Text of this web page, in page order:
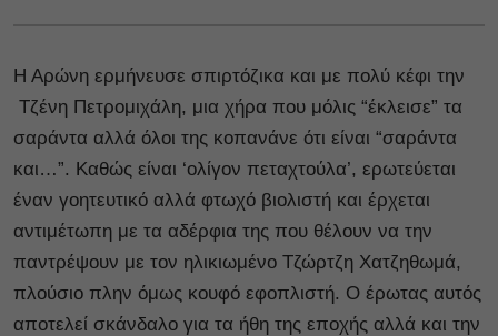
Η Αρώνη ερμήνευσε σπιρτόζικα και με πολύ κέφι την
Τζένη Πετρομιχάλη, μια χήρα που μόλις “έκλεισε” τα
σαράντα αλλά όλοι της κοπανάνε ότι είναι “σαράντα
και…”. Καθώς είναι ‘ολίγον πεταχτούλα’, ερωτεύεται
έναν γοητευτικό αλλά φτωχό βιολιστή και έρχεται
αντιμέτωπη με τα αδέρφια της που θέλουν να την
παντρέψουν με τον ηλικιωμένο Τζώρτζη Χατζηθωμά,
πλούσιο πλην όμως κουφό εφοπλιστή. Ο έρωτας αυτός
αποτελεί σκάνδαλο για τα ήθη της εποχής αλλά και την